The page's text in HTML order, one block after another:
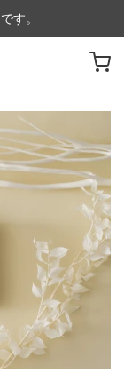
す。